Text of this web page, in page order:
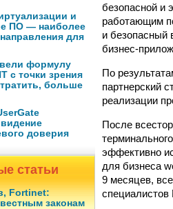
и
ПО — наиболее
для
формулу
с точки зрения
больше
доверия
статьи
Fortinet:
законам
безопасной и
работающим
и безопасный
бизнес-
По
партнерский
реализации
После
эффективно
для бизнеса
9 месяцев,